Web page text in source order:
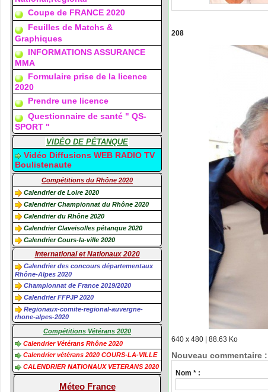
Coupe de FRANCE 2020
Feuilles de Matchs &
Graphiques
INFORMATIONS ASSURANCE
MMA
Formulaire prise de la licence
2020
Prendre une licence
Questionnaire de santé " QS-
SPORT "
VIDÉO DE PÉTANQUE
Vidéo Diffusions WEB RADIO TV
Boulistenaute
Compétitions du Rhône 2020
Calendrier de Loire 2020
Calendrier Championnat du Rhône 2020
Calendrier du Rhône 2020
Calendrier Claveisolles pétanque 2020
Calendrier Cours-la-ville 2020
International et Nationaux 2020
Calendrier des concours départementaux
Rhône-Alpes 2020
Championnat de France 2019/2020
Calendrier FFPJP 2020
Regionaux-comite-regional-auvergne-
rhone-alpes-2020
Compétitions Vétérans 2020
Calendrier Vétérans Rhône 2020
Calendrier vétérans 2020 COURS-LA-VILLE
CALENDRIER NATIONAUX VETERANS 2020
Méteo France
208
640 x 480 | 88.63 Ko
Nouveau commentaire :
Nom * :